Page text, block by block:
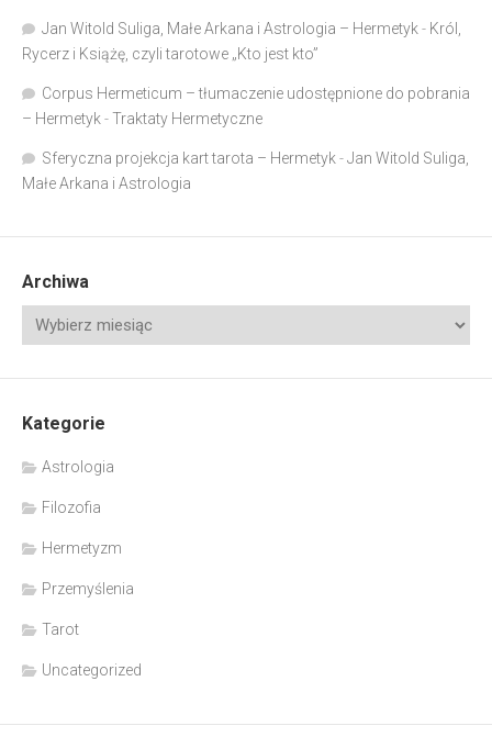
Jan Witold Suliga, Małe Arkana i Astrologia – Hermetyk- Król,
Rycerz i Książę, czyli tarotowe „Kto jest kto”
Corpus Hermeticum – tłumaczenie udostępnione do pobrania
– Hermetyk-Traktaty Hermetyczne
Sferyczna projekcja kart tarota – Hermetyk-Jan Witold Suliga,
Małe Arkana i Astrologia
Archiwa
Kategorie
Astrologia
Filozofia
Hermetyzm
Przemyślenia
Tarot
Uncategorized